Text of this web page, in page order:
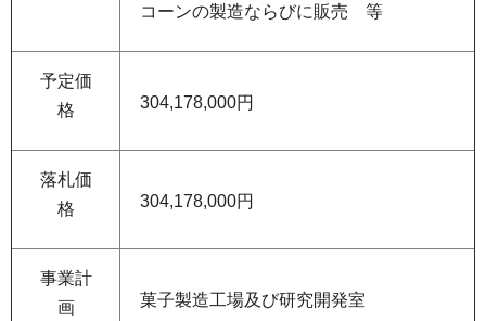
コーンの製造ならびに販売 等
予定価
格
304,178,000円
落札価
格
304,178,000円
事業計
画
菓子製造工場及び研究開発室